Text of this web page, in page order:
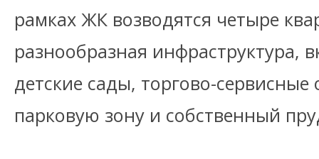
рамках ЖК возводятся четыре
разнообразная
детские сады, торгово-
парковую зону и собственный